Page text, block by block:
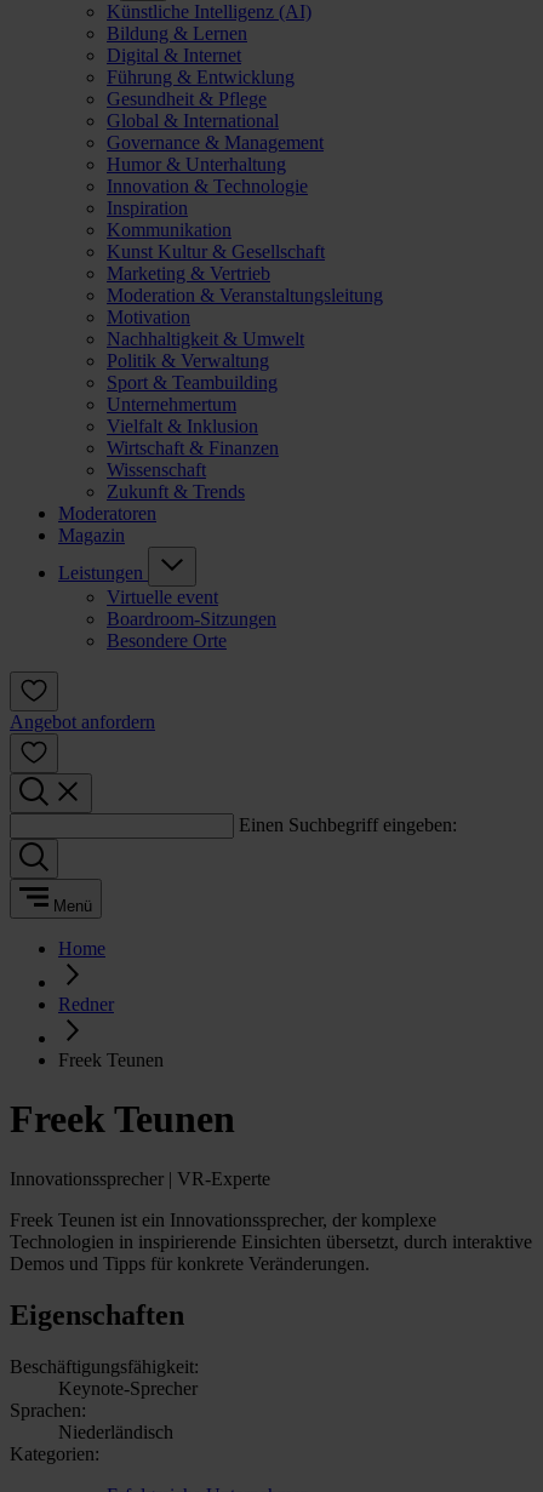
Künstliche Intelligenz (AI)
Bildung & Lernen
Digital & Internet
Führung & Entwicklung
Gesundheit & Pflege
Global & International
Governance & Management
Humor & Unterhaltung
Innovation & Technologie
Inspiration
Kommunikation
Kunst Kultur & Gesellschaft
Marketing & Vertrieb
Moderation & Veranstaltungsleitung
Motivation
Nachhaltigkeit & Umwelt
Politik & Verwaltung
Sport & Teambuilding
Unternehmertum
Vielfalt & Inklusion
Wirtschaft & Finanzen
Wissenschaft
Zukunft & Trends
Moderatoren
Magazin
Leistungen
Virtuelle event
Boardroom-Sitzungen
Besondere Orte
Angebot anfordern
Einen Suchbegriff eingeben:
Menü
Home
Redner
Freek Teunen
Freek Teunen
Innovationssprecher | VR-Experte
Freek Teunen ist ein Innovationssprecher, der komplexe
Technologien in inspirierende Einsichten übersetzt, durch interaktive
Demos und Tipps für konkrete Veränderungen.
Eigenschaften
Beschäftigungsfähigkeit:
Keynote-Sprecher
Sprachen:
Niederländisch
Kategorien: